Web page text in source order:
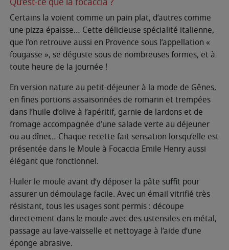
Certains la voient comme un pain plat, d’autres comme
une pizza épaisse… Cette délicieuse spécialité italienne,
que l’on retrouve aussi en Provence sous l’appellation «
fougasse », se déguste sous de nombreuses formes, et à
toute heure de la journée !
En version nature au petit-déjeuner à la mode de Gênes,
en fines portions assaisonnées de romarin et trempées
dans l’huile d’olive à l’apéritif, garnie de lardons et de
fromage accompagnée d’une salade verte au déjeuner
ou au dîner… Chaque recette fait sensation lorsqu’elle est
présentée dans le Moule à Focaccia Emile Henry aussi
élégant que fonctionnel.
Huiler le moule avant d’y déposer la pâte suffit pour
assurer un démoulage facile. Avec un émail vitrifié très
résistant, tous les usages sont permis : découpe
directement dans le moule avec des ustensiles en métal,
passage au lave-vaisselle et nettoyage à l’aide d’une
éponge abrasive.